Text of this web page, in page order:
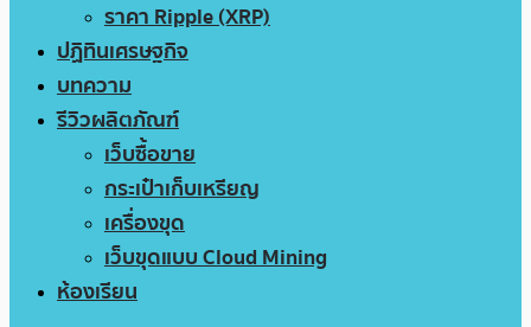
ราคา Ripple (XRP)
ปฏิทินเศรษฐกิจ
บทความ
รีวิวผลิตภัณฑ์
เว็บซื้อขาย
กระเป๋าเก็บเหรียญ
เครื่องขุด
เว็บขุดแบบ Cloud Mining
ห้องเรียน